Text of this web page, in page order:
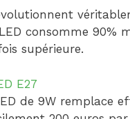
consomme
supérieure.
E27
de 9W remplace